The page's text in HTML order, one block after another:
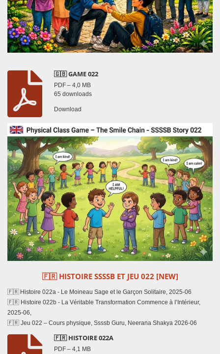
🇬🇧 GAME 022
PDF – 4,0 MB
65 downloads
Download
🇫🇷 HISTOIRE SSSSB ET JEU 022 [NEW]
🇫🇷 Histoire 022a - Le Moineau Sage et le Garçon Solitaire, 2025-06
🇫🇷 Histoire 022b - La Véritable Transformation Commence à I’Intérieur,
2025-06,
🇫🇷 Jeu 022 – Cours physique, Ssssb Guru, Neerana Shakya 2026-06
🇫🇷 HISTOIRE 022A
PDF – 4,1 MB